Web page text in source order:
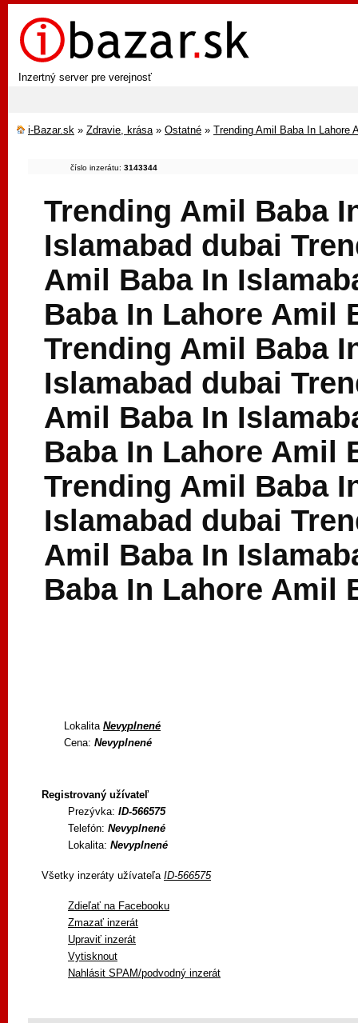
Inzertný server pre verejnosť
i-Bazar.sk » Zdravie, krása» Ostatné » Trending Amil Baba In Lahore
číslo inzerátu: 3143344
Trending Amil Baba
Islamabad dubai
Amil Baba In
Baba In Lahore Amil
Trending Amil Baba
Islamabad dubai
Amil Baba In
Baba In Lahore Amil
Trending Amil Baba
Islamabad dubai
Amil Baba In
Baba In Lahore Amil
Lokalita Nevyplnené
Cena: Nevyplnené
Registrovaný užívateľ
Prezývka: ID-566575
Telefón: Nevyplnené
Lokalita: Nevyplnené
Všetky inzeráty užívateľa ID-566575
Zdieľať na Facebooku
Zmazať inzerát
Upraviť inzerát
Vytisknout
Nahlásit SPAM/podvodný inzerát